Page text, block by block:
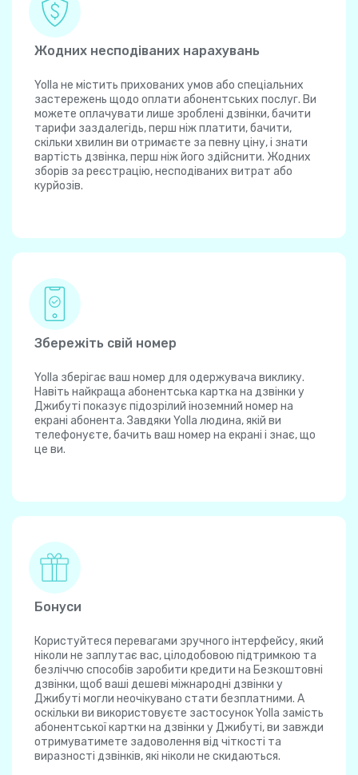
Жодних несподіваних нарахувань
Yolla не містить прихованих умов або спеціальних
застережень щодо оплати абонентських послуг. Ви
можете оплачувати лише зроблені дзвінки, бачити
тарифи заздалегідь, перш ніж платити, бачити,
скільки хвилин ви отримаєте за певну ціну, і знати
вартість дзвінка, перш ніж його здійснити. Жодних
зборів за реєстрацію, несподіваних витрат або
курйозів.
Збережіть свій номер
Yolla зберігає ваш номер для одержувача виклику.
Навіть найкраща абонентська картка на дзвінки у
Джибуті показує підозрілий іноземний номер на
екрані абонента. Завдяки Yolla людина, якій ви
телефонуєте, бачить ваш номер на екрані і знає, що
це ви.
Бонуси
Користуйтеся перевагами зручного інтерфейсу, який
ніколи не заплутає вас, цілодобовою підтримкою та
безліччю способів заробити кредити на Безкоштовні
дзвінки, щоб ваші дешеві міжнародні дзвінки у
Джибуті могли неочікувано стати безплатними. А
оскільки ви використовуєте застосунок Yolla замість
абонентської картки на дзвінки у Джибуті, ви завжди
отримуватимете задоволення від чіткості та
виразності дзвінків, які ніколи не скидаються.